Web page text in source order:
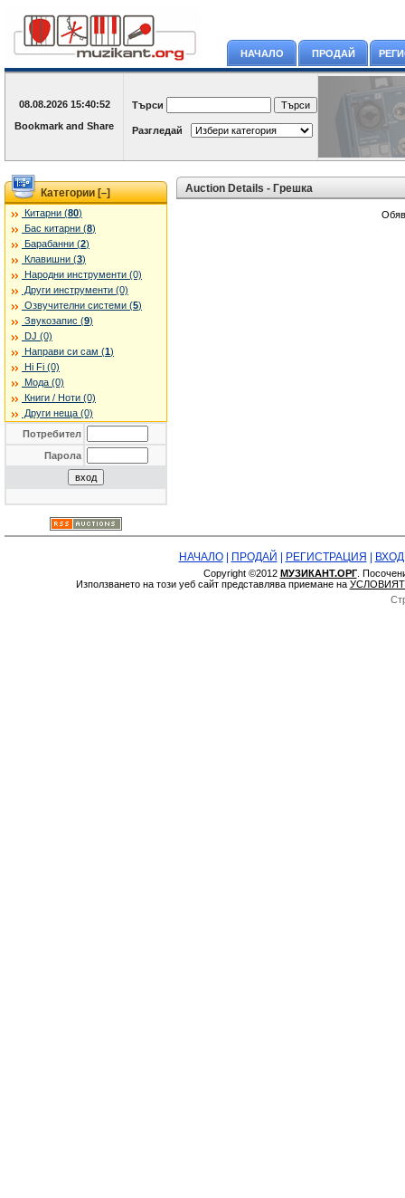
НАЧАЛО ПРОДАЙ
08.08.2026 15:40:52 Търси
Разгледай
Категории [–]
Китарни (80)
Бас китарни (8)
Барабанни (2)
Клавишни (3)
Народни инструменти (0)
Други инструменти (0)
Озвучителни системи (5)
Звукозапис (9)
DJ (0)
Направи си сам (1)
Hi Fi (0)
Мода (0)
Книги / Ноти (0)
Други неща (0)
Потребител
Парола
Auction Details - Грешка
НАЧАЛО| ПРОДАЙ РЕГИСТРАЦИЯ ВХОД
Copyright ©2012 МУЗИКАНТ.ОРГ.
Използването на този уеб сайт представлява приемане на